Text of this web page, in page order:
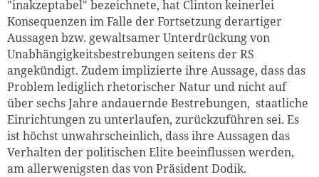
"inakzeptabel" bezeichnete, hat Clinton keinerlei
Konsequenzen im Falle der Fortsetzung derartiger
Aussagen bzw. gewaltsamer Unterdrückung von
Unabhängigkeitsbestrebungen seitens der RS
angekündigt. Zudem implizierte ihre Aussage, dass das
Problem lediglich rhetorischer Natur und nicht auf
über sechs Jahre andauernde Bestrebungen, staatliche
Einrichtungen zu unterlaufen, zurückzuführen sei. Es
ist höchst unwahrscheinlich, dass ihre Aussagen das
Verhalten der politischen Elite beeinflussen werden,
am allerwenigsten das von Präsident Dodik.